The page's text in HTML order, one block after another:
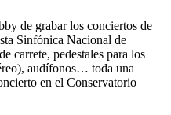
de grabar los conciertos de
Sinfónica Nacional de
carrete, pedestales para los
audífonos… toda una
en el Conservatorio